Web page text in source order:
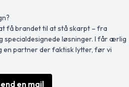
stilarter og fuldførelser.
få brandet til at stå skarpt – fra
specialdesignede løsninger. I får ærlig
en partner der faktisk lytter, før vi
en mail